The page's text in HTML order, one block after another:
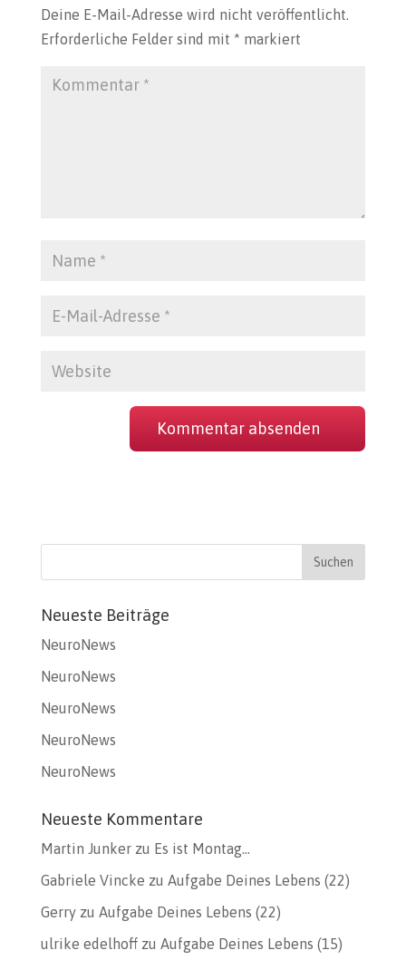
Deine E-Mail-Adresse wird nicht veröffentlicht.
Erforderliche Felder sind mit * markiert
Neueste Beiträge
NeuroNews
NeuroNews
NeuroNews
NeuroNews
NeuroNews
Neueste Kommentare
Martin Junkerzu Es ist Montag…
Gabriele Vincke zu Aufgabe Deines Lebens (22)
Gerryzu Aufgabe Deines Lebens (22)
ulrike edelhoffzu Aufgabe Deines Lebens (15)